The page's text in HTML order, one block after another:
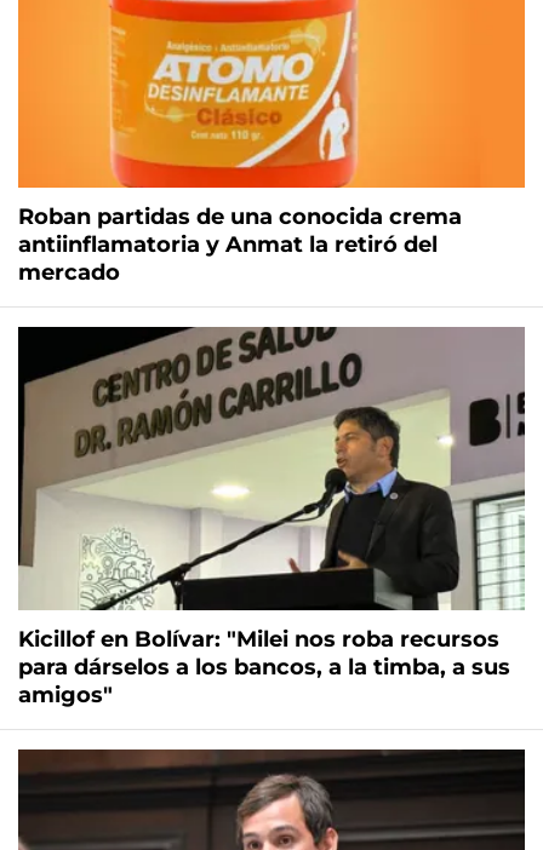
Roban partidas de una conocida crema
antiinflamatoria y Anmat la retiró del
mercado
Kicillof en Bolívar: "Milei nos roba recursos
para dárselos a los bancos, a la timba, a sus
amigos"